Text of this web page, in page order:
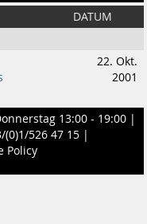
DATUM
22. Okt.
2001
13:00 - 19:00 |
(0)1/526 47 15 |
Policy